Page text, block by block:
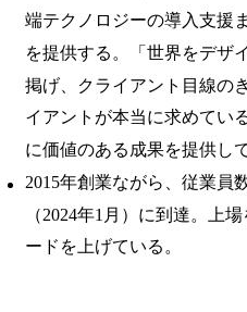
端テクノロジーの導入支援
を提供する。「世界をデザ
掲げ、クライアント目線の
イアントが本当に求めてい
に価値のある成果を提供し
2015年創業ながら、従業員
（2024年1月）に到達。上
ードを上げている。